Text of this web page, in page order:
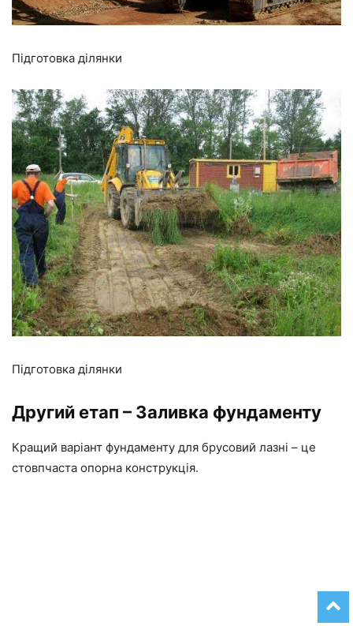
Підготовка ділянки
Підготовка ділянки
Другий етап – Заливка фундаменту
Кращий варіант фундаменту для брусовий лазні – це
стовпчаста опорна конструкція.